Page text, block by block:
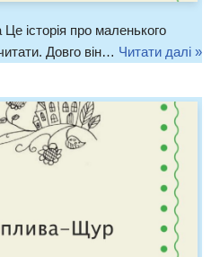
історія про маленького
Довго він… Читати далі »